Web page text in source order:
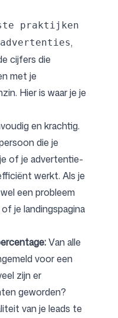
praktijken
,
cijfers die
met je
Hier is waar je je
en krachtig.
die je
of je advertentie-
werkt. Als je
een probleem
je landingspagina
Van alle
voor een
zijn er
geworden?
van je leads te